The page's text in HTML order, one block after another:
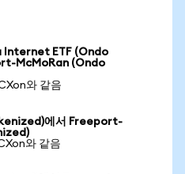
Internet ETF (Ondo
McMoRan (Ondo
와 같음
에서 Freeport-
와 같음